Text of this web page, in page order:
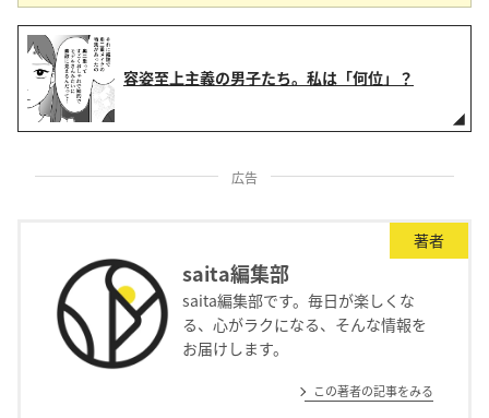
容姿至上主義の男子たち。私は「何位」？
広告
著者
saita編集部
saita編集部です。毎日が楽しくな
る、心がラクになる、そんな情報を
お届けします。
この著者の記事をみる